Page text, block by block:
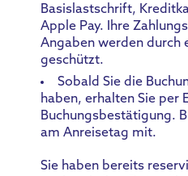
Basislastschrift,
Apple Pay. Ihre
Angaben werden durch
geschützt.
Sobald Sie die
haben, erhalten Sie per
Buchungsbestätigung.
am Anreisetag mit.
Sie haben bereits